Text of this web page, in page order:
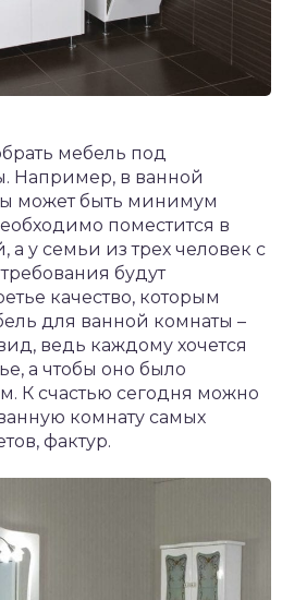
мебель под
Например, в ванной
может быть минимум
поместится в
а у семьи из трех человек с
будут
качество, которым
для ванной комнаты –
ведь каждому хочется
а чтобы оно было
К счастью сегодня можно
комнату самых
фактур.